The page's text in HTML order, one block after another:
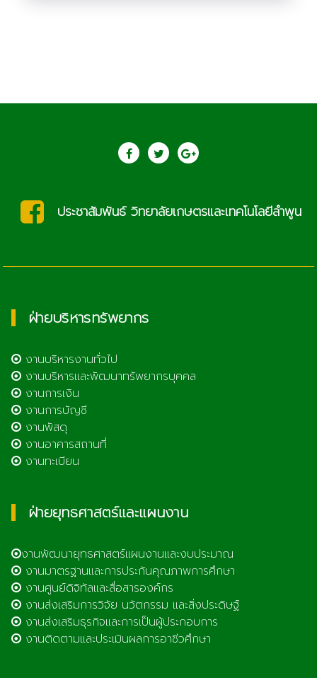
ประชาสัมพันธ์ วิทยาลัยเกษตรและเทคโนโลยีลำพูน
ฝ่ายบริหารทรัพยากร
งานบริหารงานทั่วไป
งานบริหารและพัฒนาทรัพยากรบุคคล
งานการเงิน
งานการบัญชี
งานพัสดุ
งานอาคารสถานที่
งานทะเบียน
ฝ่ายยุทธศาสตร์และแผนงาน
งานพัฒนายุทธศาสตร์แผนงานและงบประมาณ
งานมาตรฐานและการประกันคุณภาพการศึกษา
งานศูนย์ดิจิทัลและสื่อสารองค์กร
งานส่งเสริมการวิจัย นวัตกรรม และสิ่งประดิษฐ์
งานส่งเสริมธุรกิจและการเป็นผู้ประกอบการ
งานติดตามและประเมินผลการอาชีวศึกษา